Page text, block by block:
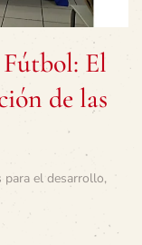
El
de las
para el desarrollo,